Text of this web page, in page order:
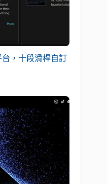
台，十段滑桿自訂